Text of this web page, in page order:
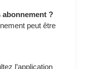
?
peut être
l’application